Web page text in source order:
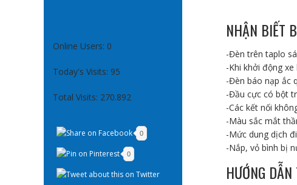
NHẬN BIẾT
-Đèn trên taplo
-Khi khởi động
-Đèn báo nạp ắc
-Đầu cực có bột
-Các kết nối
-Màu sắc mắt
-Mức dung dịch
-Nắp, vỏ bình bị
HƯỚNG
Online Users: 0
Today's Visits: 95
Total Visits: 270.892
0
0